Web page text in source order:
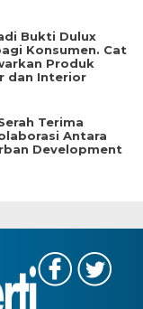
Bukti Dulux
Konsumen. Cat
Produk
dan Interior
Terima
Antara
Development